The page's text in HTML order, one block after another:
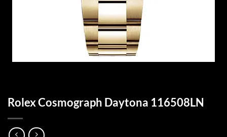
Rolex Cosmograph Daytona 116508LN